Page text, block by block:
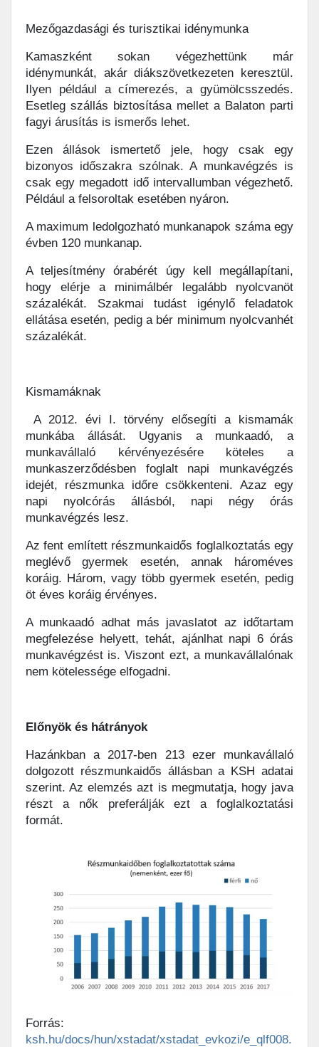
Mezőgazdasági és turisztikai idénymunka
Kamaszként sokan végezhettünk már
idénymunkát, akár diákszövetkezeten keresztül.
Ilyen például a címerezés, a gyümölcsszedés.
Esetleg szállás biztosítása mellet a Balaton parti
fagyi árusítás is ismerős lehet.
Ezen állások ismertető jele, hogy csak egy
bizonyos időszakra szólnak. A munkavégzés is
csak egy megadott idő intervallumban végezhető.
Például a felsoroltak esetében nyáron.
A maximum ledolgozható munkanapok száma egy
évben 120 munkanap.
A teljesítmény órabérét úgy kell megállapítani,
hogy elérje a minimálbér legalább nyolcvanöt
százalékát. Szakmai tudást igénylő feladatok
ellátása esetén, pedig a bér minimum nyolcvanhét
százalékát.
Kismamáknak
A 2012. évi I. törvény elősegíti a kismamák
munkába állását. Ugyanis a munkaadó, a
munkavállaló kérvényezésére köteles a
munkaszerződésben foglalt napi munkavégzés
idejét, részmunka időre csökkenteni. Azaz egy
napi nyolcórás állásból, napi négy órás
munkavégzés lesz.
Az fent említett részmunkaidős foglalkoztatás egy
meglévő gyermek esetén, annak hároméves
koráig. Három, vagy több gyermek esetén, pedig
öt éves koráig érvényes.
A munkaadó adhat más javaslatot az időtartam
megfelezése helyett, tehát, ajánlhat napi 6 órás
munkavégzést is. Viszont ezt, a munkavállalónak
nem kötelessége elfogadni.
Előnyök és hátrányok
Hazánkban a 2017-ben 213 ezer munkavállaló
dolgozott részmunkaidős állásban a KSH adatai
szerint. Az elemzés azt is megmutatja, hogy java
részt a nők preferálják ezt a foglalkoztatási
formát.
Forrás:
ksh.hu/docs/hun/xstadat/xstadat_evkozi/e_qlf008.